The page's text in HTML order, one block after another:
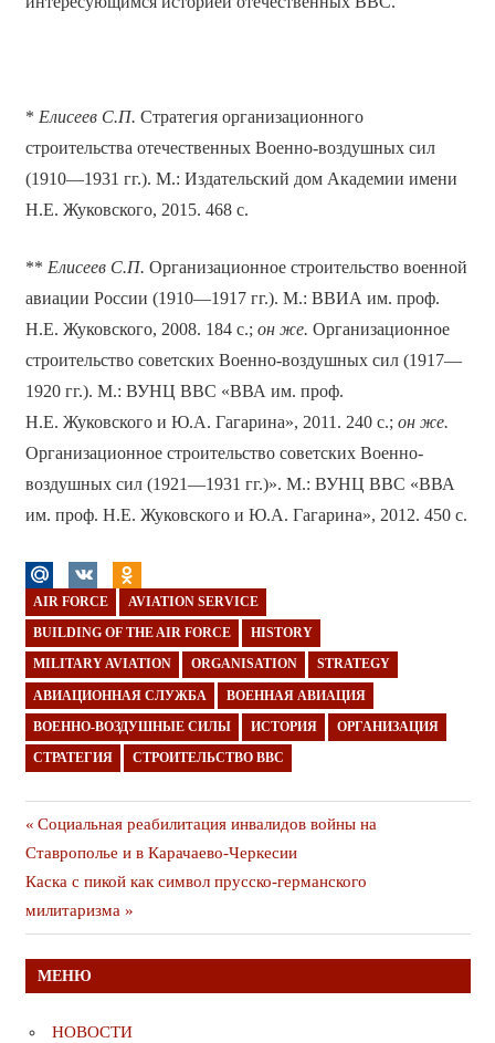
* Елисеев С.П. Стратегия организационного
строительства отечественных Военно-воздушных сил
(1910—1931 гг.). М.: Издательский дом Академии имени
Н.Е. Жуковского, 2015. 468 с.
** Елисеев С.П. Организационное строительство военной
авиации России (1910—1917 гг.). М.: ВВИА им. проф.
Н.Е. Жуковского, 2008. 184 с.; он же. Организационное
строительство советских Военно-воздушных сил (1917—
1920 гг.). М.: ВУНЦ ВВС «ВВА им. проф.
Н.Е. Жуковского и Ю.А. Гагарина», 2011. 240 с.; он же.
Организационное строительство советских Военно-
воздушных сил (1921—1931 гг.)». М.: ВУНЦ ВВС «ВВА
им. проф. Н.Е. Жуковского и Ю.А. Гагарина», 2012. 450 с.
AIR FORCE AVIATION SERVICE
BUILDING OF THE AIR FORCE HISTORY
MILITARY AVIATION ORGANISATION STRATEGY
АВИАЦИОННАЯ СЛУЖБА ВОЕННАЯ АВИАЦИЯ
ВОЕННО-ВОЗДУШНЫЕ СИЛЫ ИСТОРИЯ ОРГАНИЗАЦИЯ
СТРАТЕГИЯ СТРОИТЕЛЬСТВО ВВС
Навигация
по
записям
Предыдущая
публикация
Социальная реабилитация инвалидов войны на
Ставрополье и в Карачаево-Черкесии
Следующая
публикация
Каска с пикой как символ прусско-германского
милитаризма
МЕНЮ
НОВОСТИ